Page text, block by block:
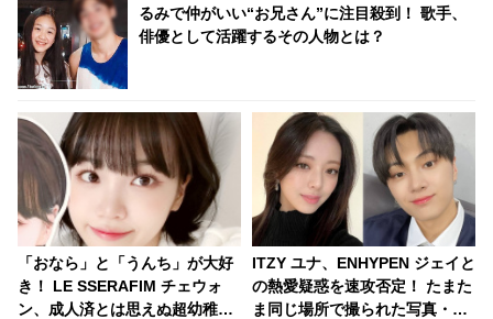
るみで仲がいい“お兄さん”に注目殺到！ 歌手、
俳優として活躍するその人物とは？
「おなら」と「うんち」が大好
き！ LE SSERAFIM チェウォ
ン、成人済とは思えぬ超幼稚な
ITZY ユナ、ENHYPEN ジェイと
の熱愛疑惑を速攻否定！ たまた
ま同じ場所で撮られた写真・・